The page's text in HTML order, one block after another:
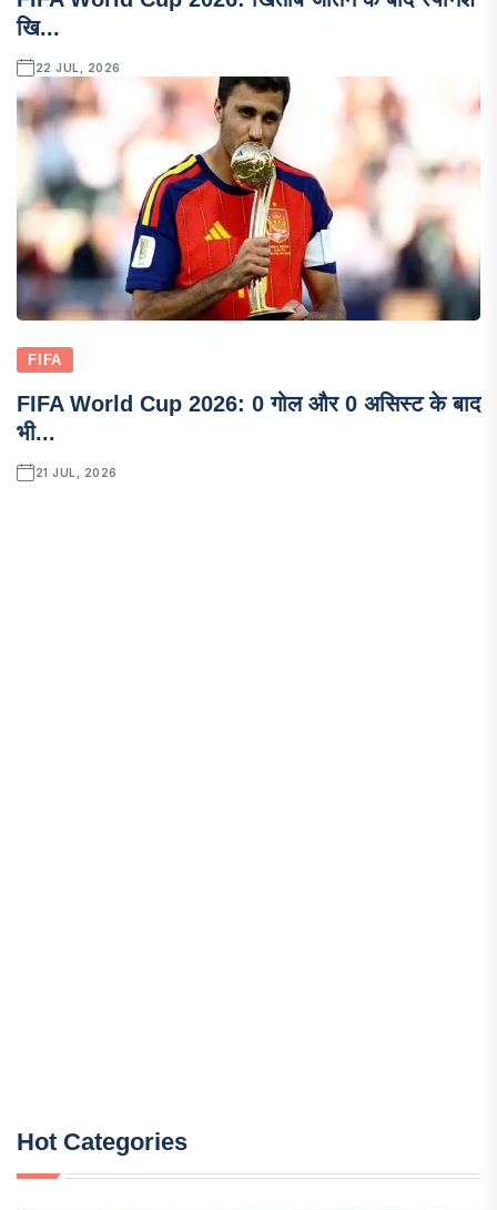
खि...
22 JUL, 2026
FIFA
FIFA World Cup 2026: 0 गोल और 0 असिस्ट के बाद
भी...
21 JUL, 2026
Hot Categories